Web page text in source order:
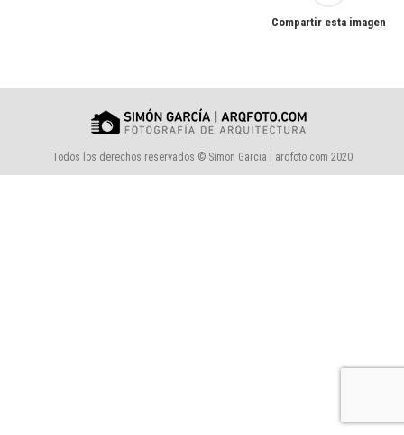
Compartir esta imagen
Todos los derechos reservados © Simon Garcia | arqfoto.com 2020